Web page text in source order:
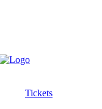
Tickets